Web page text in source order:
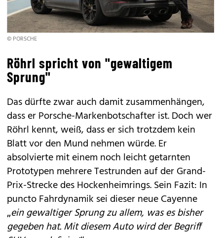
© PORSCHE
Röhrl spricht von "gewaltigem
Sprung"
Das dürfte zwar auch damit zusammenhängen,
dass er Porsche-Markenbotschafter ist. Doch wer
Röhrl kennt, weiß, dass er sich trotzdem kein
Blatt vor den Mund nehmen würde. Er
absolvierte mit einem noch leicht getarnten
Prototypen mehrere Testrunden auf der Grand-
Prix-Strecke des Hockenheimrings. Sein Fazit: In
puncto Fahrdynamik sei dieser neue Cayenne
„ein gewaltiger Sprung zu allem, was es bisher
gegeben hat. Mit diesem Auto wird der Begriff